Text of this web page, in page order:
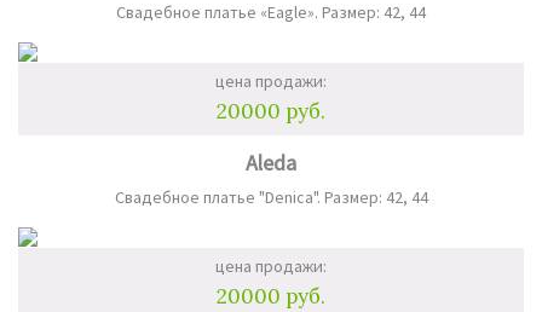
Свадебное платье «Eagle». Размер: 42, 44
цена продажи:
20000 руб.
Aleda
Свадебное платье "Denica". Размер: 42, 44
цена продажи:
20000 руб.